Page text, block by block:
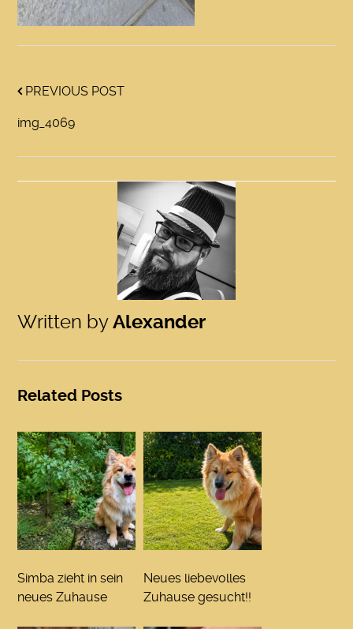
PREVIOUS POST
img_4069
Written byAlexander
Related Posts
Simba zieht in sein
neues Zuhause
Neues liebevolles
Zuhause gesucht!!